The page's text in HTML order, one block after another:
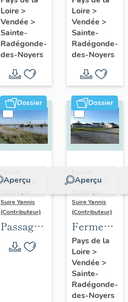
Dame de
Puits
Doux
Loire >
Vendée >
Sainte-
Radégonde-
des-Noyers
Marie
Rose
Jeanne
Loire >
Vendée >
Sainte-
Radégonde-
des-Noyers
Dossier
Aperçu
IA85001933 |
Suire Yannis
(Contributeur)
Passage
par bac
puis pont
Dossier
Aperçu
IA85001987 |
Suire Yannis
(Contributeur)
Ferme
dite la
Prée
Mizotière
Pays de la
Loire >
Vendée >
Sainte-
Radégonde-
des-Noyers